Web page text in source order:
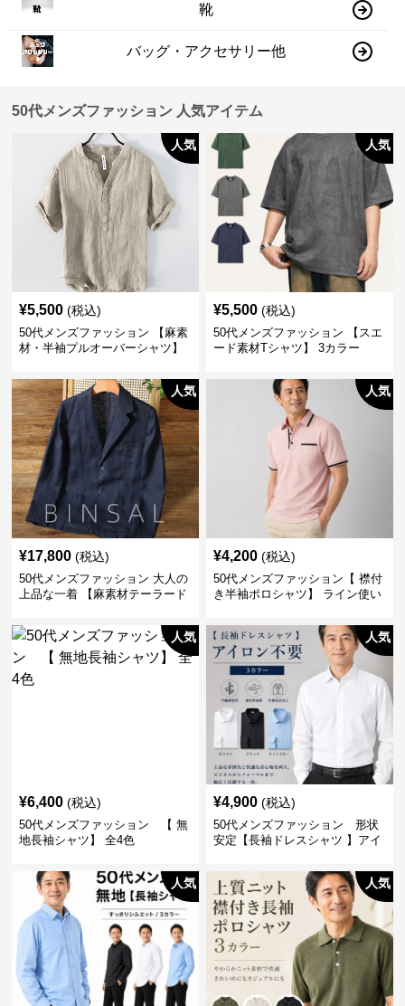
靴
バッグ・アクセサリー他
50代メンズファッション 人気アイテム
人気
¥5,500 (税込)
50代メンズファッション 【麻素
材・半袖プルオーバーシャツ】
人気
¥5,500 (税込)
50代メンズファッション 【スエ
ード素材Tシャツ】 3カラー
人気
¥17,800 (税込)
50代メンズファッション 大人の
上品な一着 【麻素材テーラード
人気
¥4,200 (税込)
50代メンズファッション【 襟付
き半袖ポロシャツ】 ライン使い
人気
¥6,400 (税込)
50代メンズファッション 【 無
地長袖シャツ】 全4色
人気
¥4,900 (税込)
50代メンズファッション 形状
安定【長袖ドレスシャツ 】アイ
人気 人気